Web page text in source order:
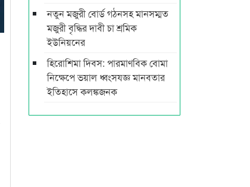
নতুন মজুরী বোর্ড গঠনসহ মানসম্মত
মজুরী বৃদ্ধির দাবী চা শ্রমিক
ইউনিয়নের
হিরোশিমা দিবস: পারমাণবিক বোমা
নিক্ষেপে ভয়াল ধ্বংসযজ্ঞ মানবতার
ইতিহাসে কলঙ্কজনক